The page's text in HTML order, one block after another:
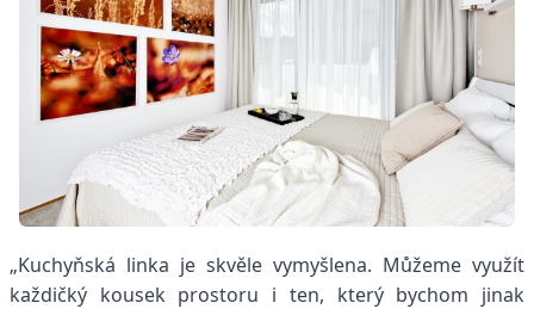
„Kuchyňská linka je skvěle vymyšlena. Můžeme využít
každičký kousek prostoru i ten, který bychom jinak